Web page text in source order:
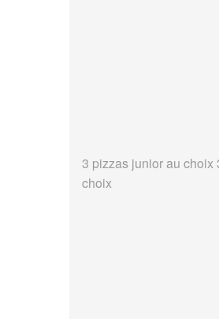
3 pizzas junior au choix
choix